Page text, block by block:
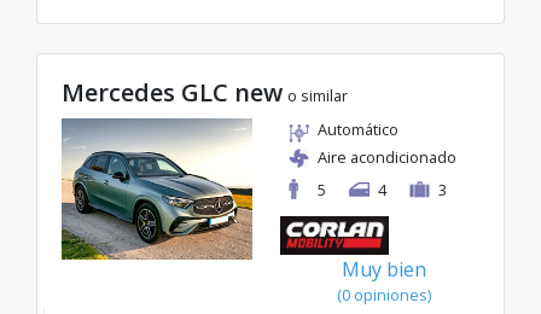
Mercedes GLC new o similar
Automático
Aire acondicionado
5
4 3
Muy bien
(0 opiniones)